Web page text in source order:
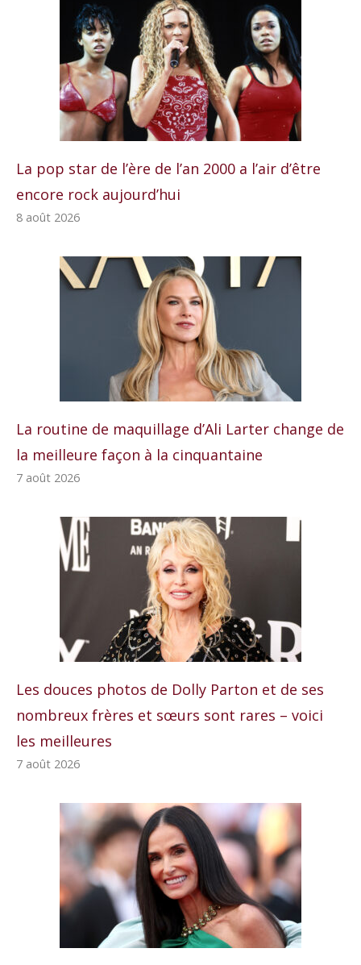
La pop star de l’ère de l’an 2000 a l’air d’être
encore rock aujourd’hui
8 août 2026
La routine de maquillage d’Ali Larter change de
la meilleure façon à la cinquantaine
7 août 2026
Les douces photos de Dolly Parton et de ses
nombreux frères et sœurs sont rares – voici
les meilleures
7 août 2026